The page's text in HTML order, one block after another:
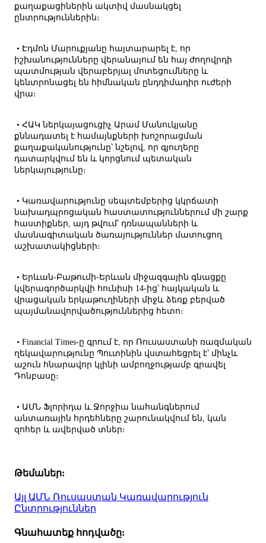
քաղաքացիներին ակտիվ մասնակցել
ընտրություններին։
• Էդմոն Մարուքյանը հայտարարել է, որ
իշխանությունները վերանայում են հայ ժողովրդի
պատմության վերաբերյալ մոտեցումները և
կենտրոնացել են հիմնական ընդդիմադիր ուժերի
վրա։
• ՀԱԿ ներկայացուցիչ Արամ Մանուկյանը
քննադատել է համայնքների խոշորացման
քաղաքականությունը՝ նշելով, որ գյուղերը
դատարկվում են և կորցնում պետական
ներկայությունը։
• Կառավարությունը սեպտեմբերից կկրճատի
նախադպրոցական հաստատություններում մի շարք
հաստիքներ, այդ թվում՝ դռնապանների և
մասնագիտական ծառայություններ մատուցող
աշխատակիցների։
• Երևան-Բաթումի-Երևան միջազգային գնացքը
կվերագործարկվի հունիսի 14-ից՝ հայկական և
վրացական երկաթուղիների միջև ձեռք բերված
պայմանավորվածություններից հետո։
• Financial Times-ը գրում է, որ Ռուսաստանի ռազմական
ղեկավարությունը Պուտինին վստահեցրել է՝ մինչև
աշուն հնարավոր կլինի ամբողջությամբ գրավել
Դոնբասը։
• ԱՄՆ Ֆլորիդա և Ջորջիա նահանգներում
անտառային հրդեհները շարունակվում են, կան
զոհեր և ավերված տներ։
Թեմաներ:
Այլ ԱՄՆ Ռուսաստան Կառավարություն
Ընտրություններ
Գնահատեք հոդվածը: